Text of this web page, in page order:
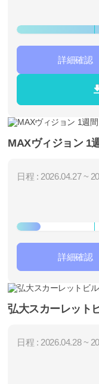
詳細確認
MAXヴィジョン 1
日程 : 2026.04.27 ~
詳細確認
弘大スカーレット
日程 : 2026.04.28 ~